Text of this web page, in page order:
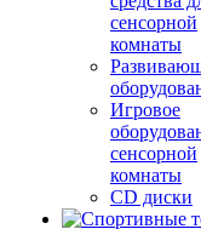
сенсорной
комнаты
Игровое
сенсорной
комнаты
CD диски